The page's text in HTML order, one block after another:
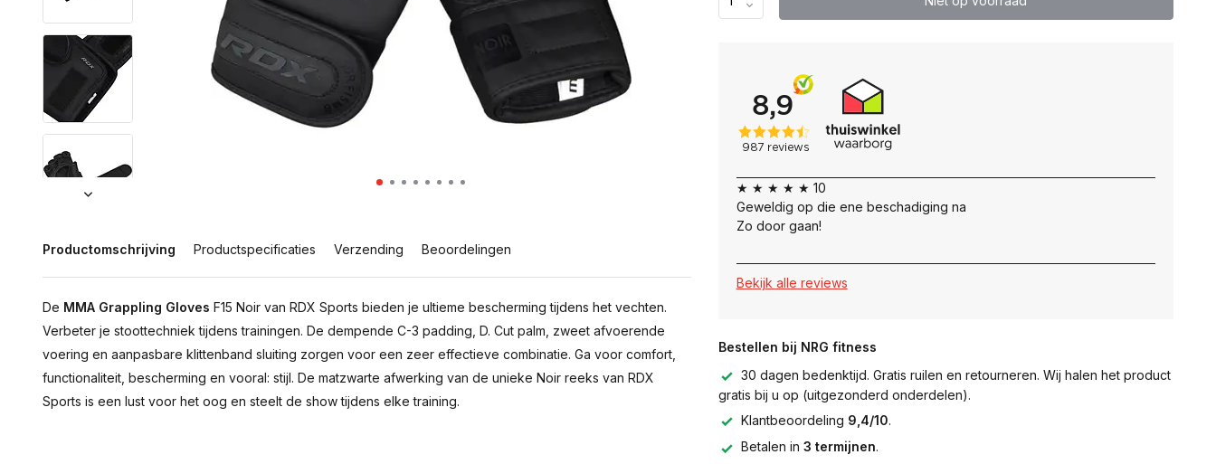
Productomschrijving Productspecificaties Verzending Beoordelingen
De MMA Grappling Gloves F15 Noir van RDX Sports bieden je ultieme bescherming tijdens het vechten.
Verbeter je stoottechniek tijdens trainingen. De dempende C-3 padding, D. Cut palm, zweet afvoerende
voering en aanpasbare klittenband sluiting zorgen voor een zeer effectieve combinatie. Ga voor comfort,
functionaliteit, bescherming en vooral: stijl. De matzwarte afwerking van de unieke Noir reeks van RDX
Sports is een lust voor het oog en steelt de show tijdens elke training.
★ ★ ★ ★ ★ 10
Geweldig op die ene beschadiging na
Zo door gaan!
Bekijk alle reviews
Bestellen bij NRG fitness
30 dagen bedenktijd. Gratis ruilen en retourneren. Wij halen het product
gratis bij u op (uitgezonderd onderdelen).
Klantbeoordeling 9,4/10.
Betalen in 3 termijnen.